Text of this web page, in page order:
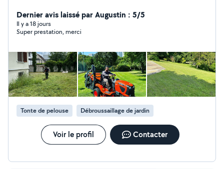
de tout le matériel professionnel Broyage de branches
Taille des haies -Tonte de votre gazon - Débroussaillage
. Entretien de jardin bureau restaurant . Parc - Plus , de
rouleau et SEMI N'hésitez pas à me contacter -mon
O633223304 Je suis disponible et à votre écoute.
Merci pour votre confiance.
Dernier avis laissé par Augustin : 5/5
Il y a 18 jours
Super prestation, merci
Tonte de pelouse Débroussaillage de jardin
Voir le profil Contacter